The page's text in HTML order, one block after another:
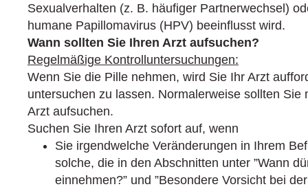
Sexualverhalten (z. B. häufiger Partnerwechsel)
humane Papillomavirus (HPV) beeinflusst wird.
Wann sollten Sie Ihren Arzt aufsuchen?
Regelmäßige Kontrolluntersuchungen:
Wenn Sie die Pille nehmen, wird Sie Ihr Arzt
untersuchen zu lassen. Normalerweise sollten
Arzt aufsuchen.
Suchen Sie Ihren Arzt sofort auf, wenn
Sie irgendwelche Veränderungen in Ihrem
solche, die in den Abschnitten unter ”Wann
einnehmen?” und ”Besondere Vorsicht bei